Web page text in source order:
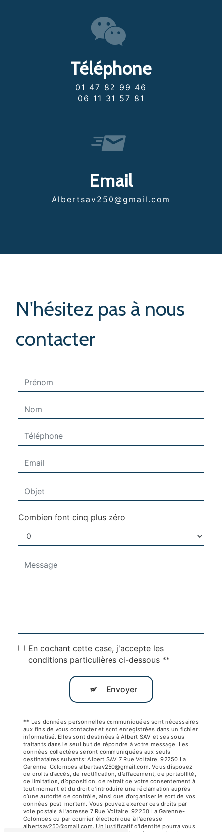
Téléphone
01 47 82 99 46
06 11 31 57 81
Email
albertsav250@gmail.com
N'hésitez pas à nous
contacter
Combien font cinq plus zéro
En cochant cette case, j'accepte les
conditions particulières ci-dessous **
Envoyer
** Les données personnelles communiquées sont nécessaires
aux fins de vous contacter et sont enregistrées dans un fichier
informatisé. Elles sont destinées à Albert SAV et ses sous-
traitants dans le seul but de répondre à votre message. Les
données collectées seront communiquées aux seuls
destinataires suivants: Albert SAV 7 Rue Voltaire, 92250 La
Garenne-Colombes albertsav250@gmail.com. Vous disposez
de droits d’accès, de rectification, d’effacement, de portabilité,
de limitation, d’opposition, de retrait de votre consentement à
tout moment et du droit d’introduire une réclamation auprès
d’une autorité de contrôle, ainsi que d’organiser le sort de vos
données post-mortem. Vous pouvez exercer ces droits par
voie postale à l'adresse 7 Rue Voltaire, 92250 La Garenne-
Colombes ou par courrier électronique à l'adresse
albertsav250@gmail.com. Un justificatif d'identité pourra vous